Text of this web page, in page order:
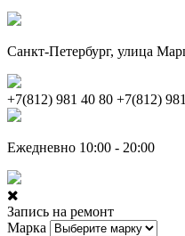
Санкт-Петербург, улица
+7(812) 981 40 80 +7(812)
Ежедневно 10:00 - 20:00
Запись на ремонт
Марка